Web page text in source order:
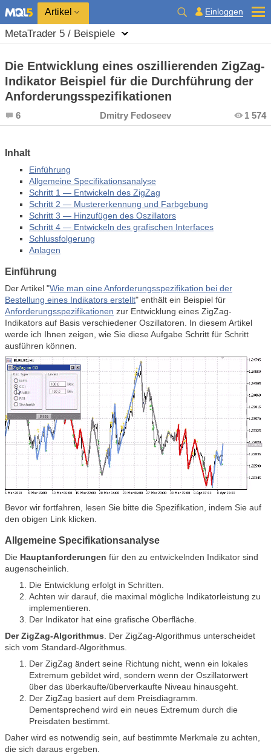
Artikel Einloggen
MetaTrader 5 / Beispiele
Die Entwicklung eines oszillierenden ZigZag-
Indikator Beispiel für die Durchführung der
Anforderungsspezifikationen
6 Dmitry Fedoseev 1 574
Inhalt
Einführung
Allgemeine Specifikationsanalyse
Schritt 1 — Entwickeln des ZigZag
Schritt 2 — Mustererkennung und Farbgebung
Schritt 3 — Hinzufügen des Oszillators
Schritt 4 — Entwickeln des grafischen Interfaces
Schlussfolgerung
Anlagen
Einführung
Der Artikel "Wie man eine Anforderungsspezifikation bei der
Bestellung eines Indikators erstellt" enthält ein Beispiel für
Anforderungsspezifikationen zur Entwicklung eines ZigZag-
Indikators auf Basis verschiedener Oszillatoren. In diesem Artikel
werde ich Ihnen zeigen, wie Sie diese Aufgabe Schritt für Schritt
ausführen können.
Bevor wir fortfahren, lesen Sie bitte die Spezifikation, indem Sie auf
den obigen Link klicken.
Allgemeine Specifikationsanalyse
Die Hauptanforderungen für den zu entwickelnden Indikator sind
augenscheinlich.
Die Entwicklung erfolgt in Schritten.
Achten wir darauf, die maximal mögliche Indikatorleistung zu
implementieren.
Der Indikator hat eine grafische Oberfläche.
Der ZigZag-Algorithmus . Der ZigZag-Algorithmus unterscheidet
sich vom Standard-Algorithmus.
Der ZigZag ändert seine Richtung nicht, wenn ein lokales
Extremum gebildet wird, sondern wenn der Oszillatorwert
über das überkaufte/überverkaufte Niveau hinausgeht.
Der ZigZag basiert auf dem Preisdiagramm.
Dementsprechend wird ein neues Extremum durch die
Preisdaten bestimmt.
Daher wird es notwendig sein, auf bestimmte Merkmale zu achten,
die sich daraus ergeben.